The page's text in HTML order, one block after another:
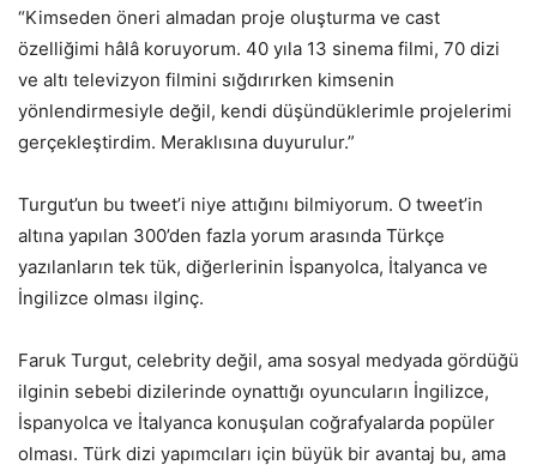
“Kimseden öneri almadan proje oluşturma ve cast
özelliğimi hâlâ koruyorum. 40 yıla 13 sinema filmi, 70 dizi
ve altı televizyon filmini sığdırırken kimsenin
yönlendirmesiyle değil, kendi düşündüklerimle projelerimi
gerçekleştirdim. Meraklısına duyurulur.”
Turgut’un bu tweet’i niye attığını bilmiyorum. O tweet’in
altına yapılan 300’den fazla yorum arasında Türkçe
yazılanların tek tük, diğerlerinin İspanyolca, İtalyanca ve
İngilizce olması ilginç.
Faruk Turgut, celebrity değil, ama sosyal medyada gördüğü
ilginin sebebi dizilerinde oynattığı oyuncuların İngilizce,
İspanyolca ve İtalyanca konuşulan coğrafyalarda popüler
olması. Türk dizi yapımcıları için büyük bir avantaj bu, ama